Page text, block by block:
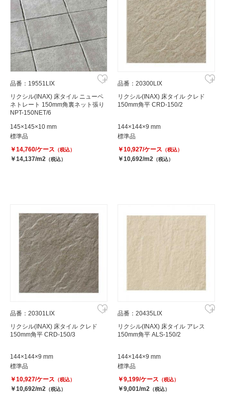
品番：19551LIX
リクシル(INAX) 床タイル ニューペ
ネトレート 150mm角裏ネット張り
NPT-150NET/6
145×145×10 mm
標準品
￥14,760/ケース （税込）
￥14,137/m2 （税込）
品番：20300LIX
リクシル(INAX) 床タイル クレド
150mm角平 CRD-150/2
144×144×9 mm
標準品
￥10,927/ケース （税込）
￥10,692/m2 （税込）
品番：20301LIX
リクシル(INAX) 床タイル クレド
150mm角平 CRD-150/3
144×144×9 mm
標準品
￥10,927/ケース （税込）
￥10,692/m2 （税込）
品番：20435LIX
リクシル(INAX) 床タイル アレス
150mm角平 ALS-150/2
144×144×9 mm
標準品
￥9,199/ケース （税込）
￥9,001/m2 （税込）